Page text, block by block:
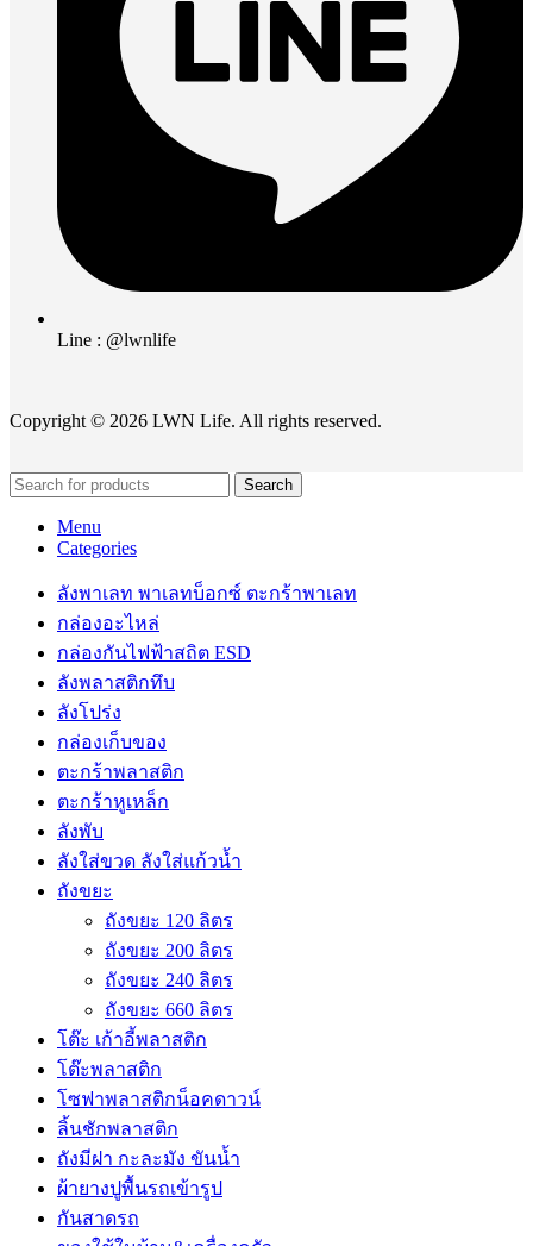
Line : @lwnlife
Copyright © 2026 LWN Life. All rights reserved.
Search
Menu
Categories
ลังพาเลท พาเลทบ็อกซ์ ตะกร้าพาเลท
กล่องอะไหล่
กล่องกันไฟฟ้าสถิต ESD
ลังพลาสติกทึบ
ลังโปร่ง
กล่องเก็บของ
ตะกร้าพลาสติก
ตะกร้าหูเหล็ก
ลังพับ
ลังใส่ขวด ลังใส่แก้วน้ำ
ถังขยะ
ถังขยะ 120 ลิตร
ถังขยะ 200 ลิตร
ถังขยะ 240 ลิตร
ถังขยะ 660 ลิตร
โต๊ะ เก้าอี้พลาสติก
โต๊ะพลาสติก
โซฟาพลาสติกน็อคดาวน์
ลิ้นชักพลาสติก
ถังมีฝา กะละมัง ขันน้ำ
ผ้ายางปูพื้นรถเข้ารูป
กันสาดรถ